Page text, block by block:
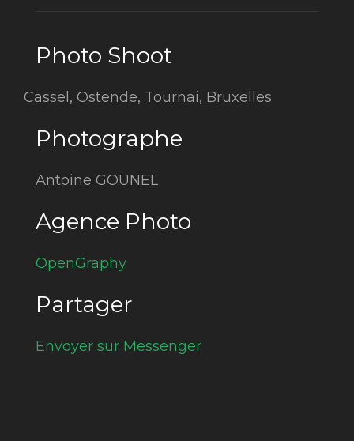
Photo Shoot
Cassel, Ostende, Tournai, Bruxelles
Photographe
Antoine GOUNEL
Agence Photo
OpenGraphy
Partager
Envoyer sur Messenger